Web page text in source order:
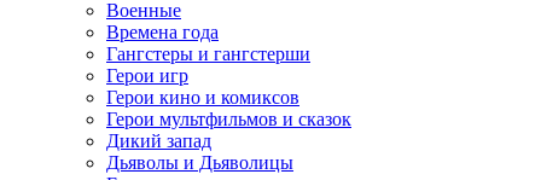
Военные
Времена года
Гангстеры и гангстерши
Герои игр
Герои кино и комиксов
Герои мультфильмов и сказок
Дикий запад
Дьяволы и Дьяволицы